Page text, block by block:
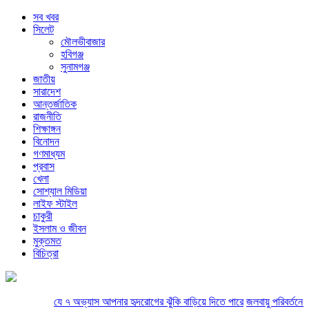
সব খবর
সিলেট
মৌলভীবাজার
হবিগঞ্জ
সুনামগঞ্জ
জাতীয়
সারাদেশ
আন্তর্জাতিক
রাজনীতি
শিক্ষাঙ্গন
বিনোদন
গণমাধ্যম
প্রবাস
খেলা
সোশ্যাল মিডিয়া
লাইফ স্টাইল
চাকুরী
ইসলাম ও জীবন
মুক্তমত
বিচিত্রা
যে ৭ অভ্যাস আপনার হৃদরোগের ঝুঁকি বাড়িয়ে দিতে পারে জলবায়ু পরিবর্তনে